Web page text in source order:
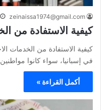
zeinaissa1974@gmail.com
كيفية الاستفادة من
كيفية الاستفادة من الخدمات
في إسبانيا، سواء كانوا
أكمل القراءة »